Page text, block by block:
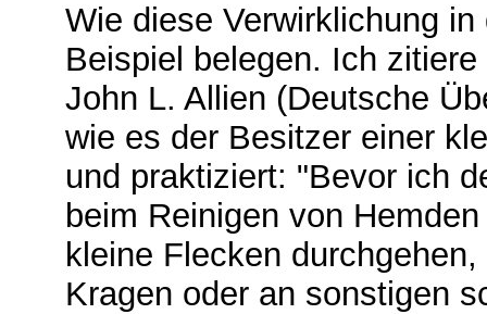
Wie diese Verwirklichung
Beispiel belegen. Ich
John L. Allien (Deutsche
wie es der Besitzer einer
und praktiziert: "Bevor ich
beim Reinigen von
kleine Flecken
Kragen oder an sonstigen